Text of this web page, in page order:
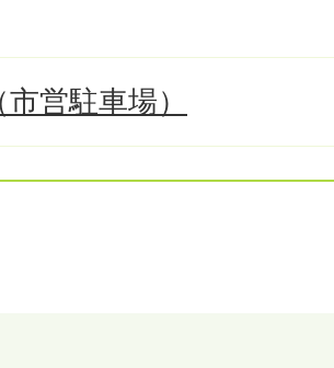
営駐車場）